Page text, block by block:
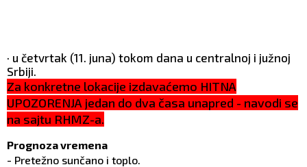
· u četvrtak (11. juna) tokom dana u centralnoj i južnoj
Srbiji.
Za konkretne lokacije izdavaćemo HITNA
UPOZORENJA jedan do dva časa unapred - navodi se
na sajtu RHMZ-a.
Prognoza vremena
- Pretežno sunčano i toplo.